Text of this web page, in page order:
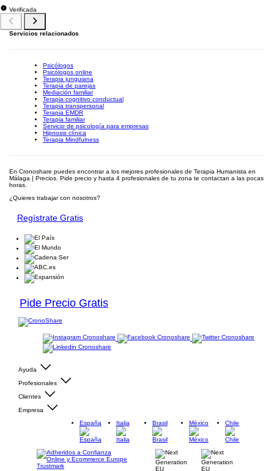
Verificada
Servicios relacionados
Psicólogos
Psicólogos online
Terapia junguiana
Terapia de parejas
Mediación familiar
Terapia cognitivo conductual
Terapia transpersonal
Terapia EMDR
Terapia familiar
Servicio de psicología para empresas
Hipnosis clínica
Terapia Mindfulness
En Cronoshare puedes encontrar a los mejores profesionales de Terapia Humanista en
Málaga | Precios. Pide precio y hasta 4 profesionales de tu zona te contactan a las pocas
horas.
¿Quieres trabajar con nosotros?
Regístrate Gratis
Pide Precio Gratis
Ayuda
Profesionales
Clientes
Empresa
España
Italia Brasil México Chile